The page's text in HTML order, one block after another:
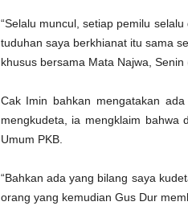
“Selalu muncul, setiap pemilu
tuduhan saya berkhianat itu sama
khusus bersama Mata Najwa, Senin
Cak Imin bahkan mengatakan
mengkudeta, ia mengklaim bahwa
Umum PKB.
“Bahkan ada yang bilang saya
orang yang kemudian Gus Dur